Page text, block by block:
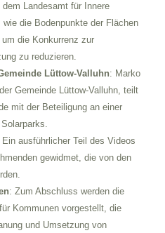
Landesamt für Innere
die Bodenpunkte der Flächen
die Konkurrenz zur
zu reduzieren.
Lüttow-Valluhn: Marko
Gemeinde Lüttow-Valluhn, teilt
mit der Beteiligung an einer
Ein ausführlicher Teil des Videos
gewidmet, die von den
: Zum Abschluss werden die
Kommunen vorgestellt, die
und Umsetzung von